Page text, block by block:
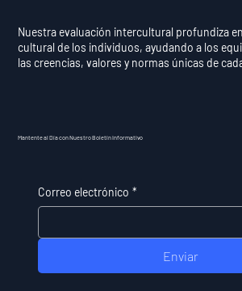
Nuestra evaluación intercultural profundiza
cultural de los individuos, ayudando a los
las creencias, valores y normas únicas de
Mantente al Día con Nuestro Boletín Informativo
Correo electrónico *
Enviar